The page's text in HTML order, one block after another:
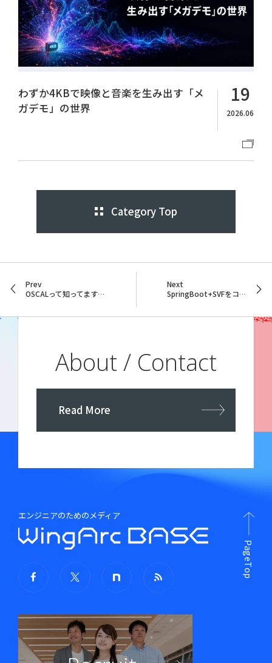
わずか4KBで映像と音楽を生み出す「メ
ガデモ」の世界
19
2026.06
Category Top
Prev
OSCALって知ってますか？
Next
SpringBoot+SVFをコンテナで
About / Contact
Read More
エンジニアのためのメディア
PageTop